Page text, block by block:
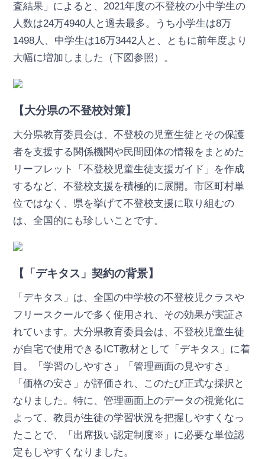
査結果」によると、2021年度の不登校の小中学生の
人数は24万4940人と過去最多。うち小学生は8万
1498人、中学生は16万3442人と、ともに前年度より
大幅に増加しました（下図参照）。
【大分県の不登校対策】
大分県教育委員会は、不登校の児童生徒とその保護
者を支援する関係機関や民間団体の情報をまとめた
リーフレット「不登校児童生徒支援ガイド」を作成
するなど、不登校支援を積極的に展開。市区町村単
位ではなく、県を挙げて不登校支援に取り組むの
は、全国的にも珍しいことです。
【「デキタス」契約の背景】
「デキタス」は、全国の中学校の不登校児クラスや
フリースクールで多く使用され、その効果が実証さ
れています。大分県教育委員会は、不登校児童生徒
が自宅で使用できるICT教材として「デキタス」に着
目。「学習のしやすさ」「管理画面の見やすさ」
「価格の安さ」が評価され、このたび正式な採択と
なりました。特に、管理画面上のデータの視覚化に
よって、教員が生徒の学習状況を把握しやすくなっ
たことで、「出席扱い認定制度※」に必要な単位認
定もしやすくなりました。